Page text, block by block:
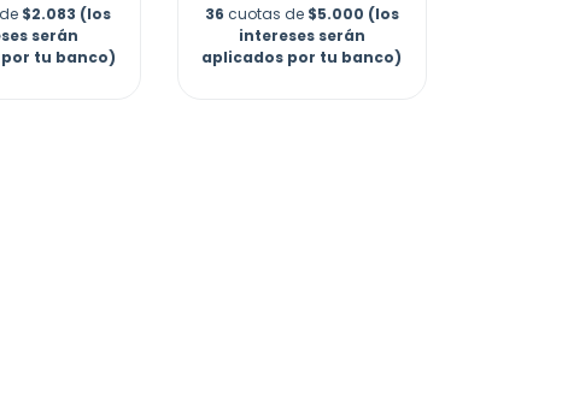
$2.083 (los
serán
tu banco)
36 cuotas de $5.000 (los
intereses serán
aplicados por tu banco)